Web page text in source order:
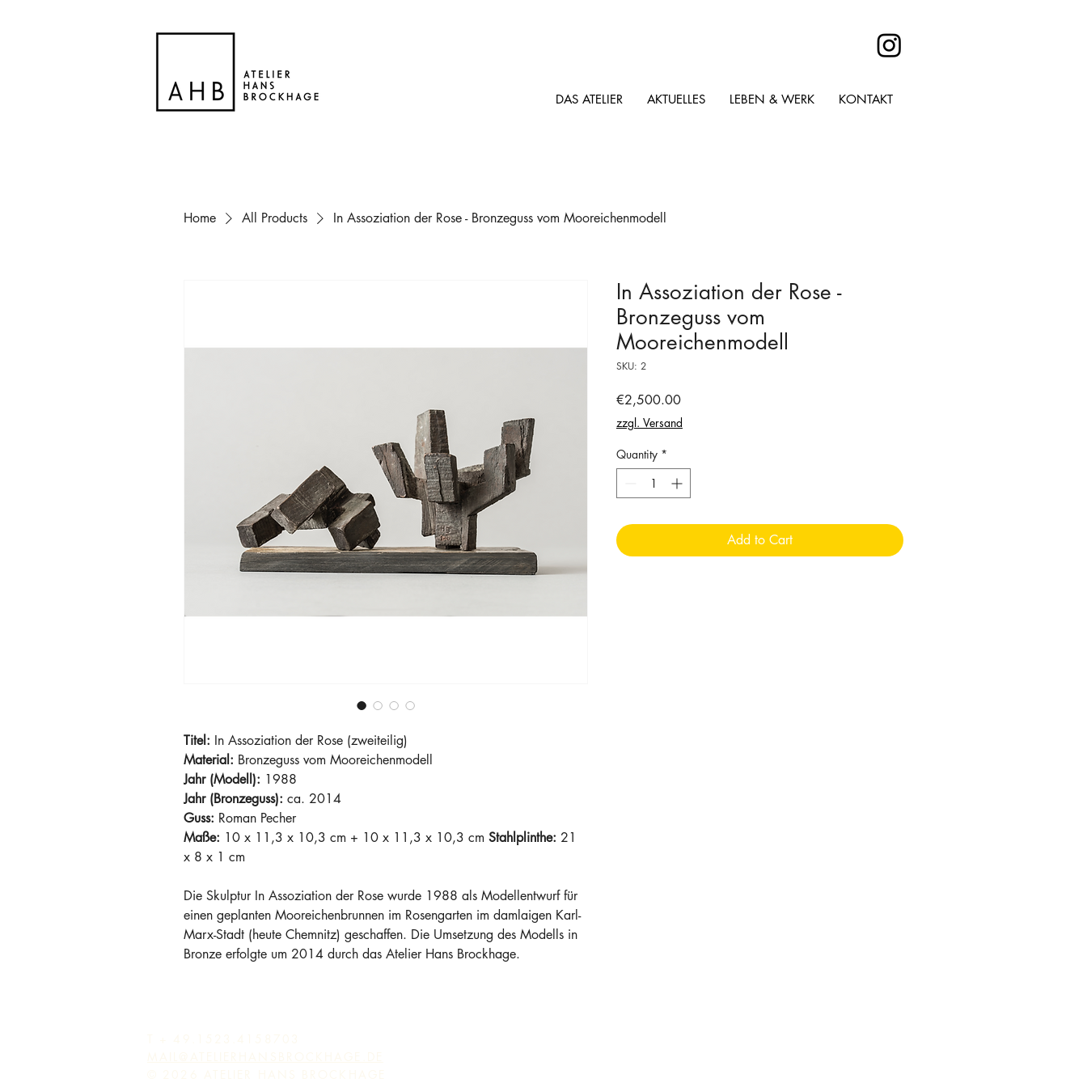
DAS ATELIER AKTUELLES LEBEN & WERK KONTAKT
Home All Products In Assoziation der Rose - Bronzeguss vom Mooreichenmodell
Titel: In Assoziation der Rose (zweiteilig)
Material: Bronzeguss vom Mooreichenmodell
Jahr (Modell): 1988
Jahr (Bronzeguss): ca. 2014
Guss: Roman Pecher
Maße: 10 x 11,3 x 10,3 cm + 10 x 11,3 x 10,3 cm Stahlplinthe: 21
x 8 x 1 cm
Die Skulptur In Assoziation der Rose wurde 1988 als Modellentwurf für
einen geplanten Mooreichenbrunnen im Rosengarten im damlaigen Karl-
Marx-Stadt (heute Chemnitz) geschaffen. Die Umsetzung des Modells in
Bronze erfolgte um 2014 durch das Atelier Hans Brockhage.
In Assoziation der Rose -
Bronzeguss vom
Mooreichenmodell
SKU: 2
€2,500.00Price
zzgl. Versand
Quantity *
Add to Cart